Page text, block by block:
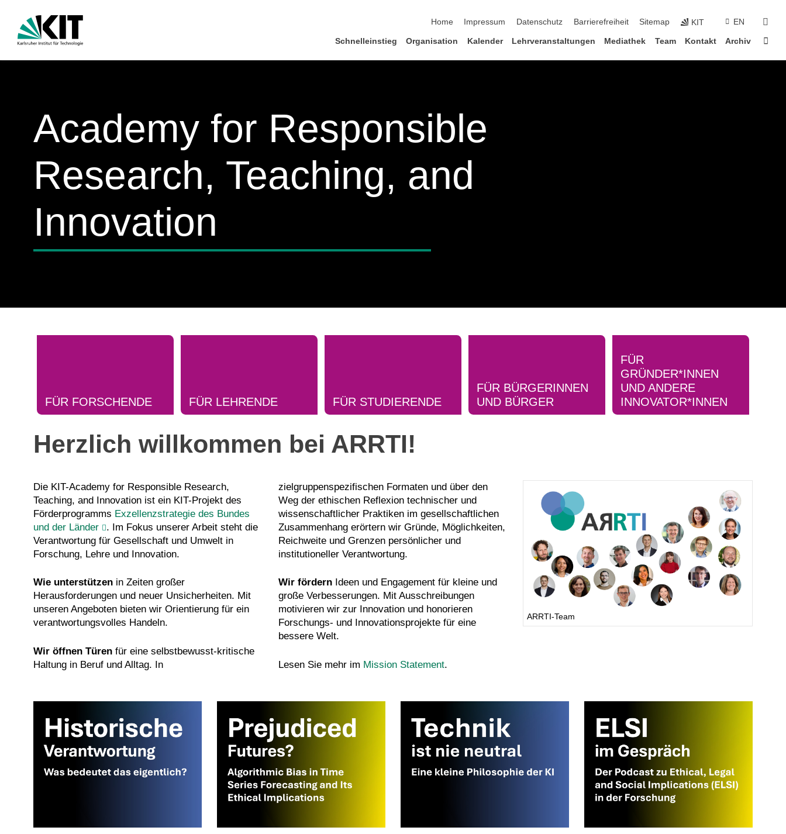
Home
Impressum Datenschutz Barrierefreiheit Sitemap KIT EN
Schnelleinstieg Organisation Kalender Lehrveranstaltungen Mediathek Team Kontakt Archiv
Academy for Responsible
Research, Teaching, and
Innovation
FÜR FORSCHENDE FÜR LEHRENDE FÜR STUDIERENDE
FÜR BÜRGERINNEN
UND BÜRGER
FÜR
GRÜNDER*INNEN
UND ANDERE
INNOVATOR*INNEN
Herzlich willkommen bei ARRTI!
Die KIT-Academy for Responsible Research,
Teaching, and Innovation ist ein KIT-Projekt des
Förderprogramms Exzellenzstrategie des Bundes
und der Länder
. Im Fokus unserer Arbeit steht die
Verantwortung für Gesellschaft und Umwelt in
Forschung, Lehre und Innovation.
Wie unterstützen in Zeiten großer
Herausforderungen und neuer Unsicherheiten. Mit
unseren Angeboten bieten wir Orientierung für ein
verantwortungsvolles Handeln.
Wir öffnen Türen für eine selbstbewusst-kritische
Haltung in Beruf und Alltag. In
zielgruppenspezifischen Formaten und über den
Weg der ethischen Reflexion technischer und
wissenschaftlicher Praktiken im gesellschaftlichen
Zusammenhang erörtern wir Gründe, Möglichkeiten,
Reichweite und Grenzen persönlicher und
institutioneller Verantwortung.
Wir fördernIdeen und Engagement für kleine und
große Verbesserungen. Mit Ausschreibungen
motivieren wir zur Innovation und honorieren
Forschungs- und Innovationsprojekte für eine
bessere Welt.
Lesen Sie mehr im Mission Statement.
ARRTI-Team